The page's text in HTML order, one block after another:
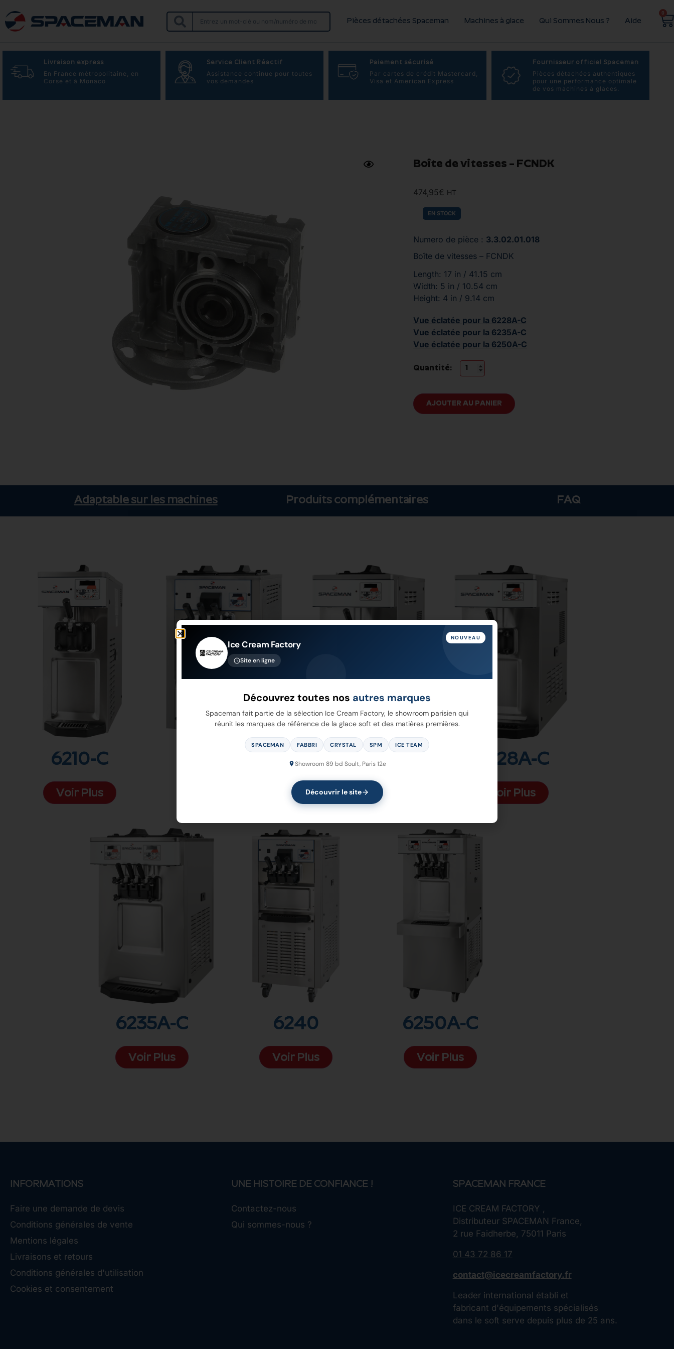
Pièces détachées Spaceman Machines à glace Qui Sommes Nous ? Aide
0
Livraison express
En France métropolitaine, en
Corse et à Monaco
Service Client Réactif
Assistance continue pour toutes
vos demandes
Paiement sécurisé
Par cartes de crédit Mastercard,
Visa et American Express
Fournisseur officiel Spaceman
Pièces détachées authentiques
pour une performance optimale
de vos machines à glaces.
Boîte de vitesses – FCNDK
474,95€ HT
EN STOCK
Numero de pièce : 3.3.02.01.018
Boîte de vitesses – FCNDK
Length: 17 in / 41.15 cm
Width: 5 in / 10.54 cm
Height: 4 in / 9.14 cm
Vue éclatée pour la 6228A-C
Vue éclatée pour la 6235A-C
Vue éclatée pour la 6250A-C
Quantité:
AJOUTER AU PANIER
Adaptable sur les machines Produits complémentaires FAQ
6210-C
Voir Plus
6228-C
Voir Plus
6228A-C
Voir Plus
6235A-C
Voir Plus
6240
Voir Plus
6250A-C
Voir Plus
INFORMATIONS
Faire une demande de devis
Conditions générales de vente
Mentions légales
Livraisons et retours
Conditions générales d'utilisation
Cookies et consentement
UNE HISTOIRE DE CONFIANCE !
Contactez-nous
Qui sommes-nous ?
SPACEMAN FRANCE
ICE CREAM FACTORY ,
Distributeur SPACEMAN France,
2 rue Faidherbe, 75011 Paris
01 43 72 86 17
contact@icecreamfactory.fr
Leader international établi et
fabricant d'équipements spécialisés
dans le soft serve depuis plus de 25 ans.
NOUVEAU
Ice Cream Factory
Site en ligne
Découvrez toutes nos autres marques
Spaceman fait partie de la sélection Ice Cream Factory, le showroom parisien qui
réunit les marques de référence de la glace soft et des matières premières.
SPACEMAN FABBRI CRYSTAL SPM ICE TEAM
Showroom 89 bd Soult, Paris 12e
Découvrir le site